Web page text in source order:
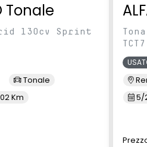
Tonale
130cv Sprint
Tonale
Km
TCT7
5/